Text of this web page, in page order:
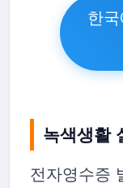
한
녹색생활
전자영수증